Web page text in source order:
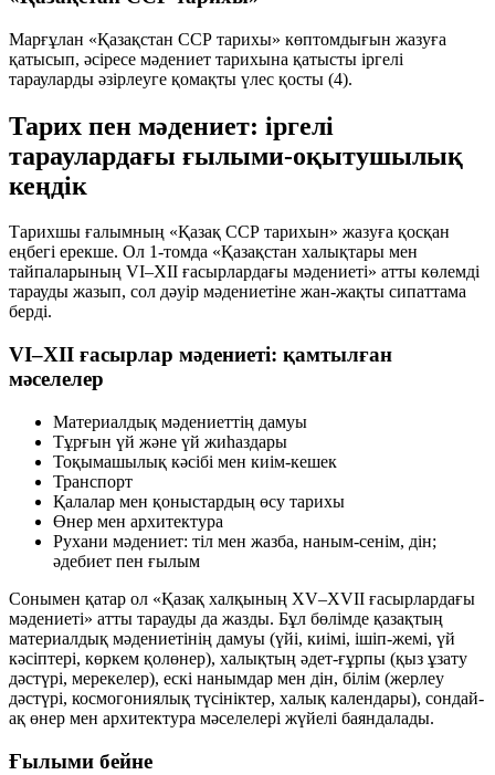
Марғұлан «Қазақстан ССР тарихы» көптомдығын жазуға
қатысып, әсіресе мәдениет тарихына қатысты іргелі
тарауларды әзірлеуге қомақты үлес қосты (4).
Тарих пен мәдениет: іргелі
тараулардағы ғылыми-оқытушылық
кеңдік
Тарихшы ғалымның «Қазақ ССР тарихын» жазуға қосқан
еңбегі ерекше. Ол 1-томда «Қазақстан халықтары мен
тайпаларының VI–XII ғасырлардағы мәдениеті» атты көлемді
тарауды жазып, сол дәуір мәдениетіне жан-жақты сипаттама
берді.
VI–XII ғасырлар мәдениеті: қамтылған
мәселелер
Материалдық мәдениеттің дамуы
Тұрғын үй және үй жиһаздары
Тоқымашылық кәсібі мен киім-кешек
Транспорт
Қалалар мен қоныстардың өсу тарихы
Өнер мен архитектура
Рухани мәдениет: тіл мен жазба, наным-сенім, дін;
әдебиет пен ғылым
Сонымен қатар ол «Қазақ халқының XV–XVII ғасырлардағы
мәдениеті» атты тарауды да жазды. Бұл бөлімде қазақтың
материалдық мәдениетінің дамуы (үйі, киімі, ішіп-жемі, үй
кәсіптері, көркем қолөнер), халықтың әдет-ғұрпы (қыз ұзату
дәстүрі, мерекелер), ескі нанымдар мен дін, білім (жерлеу
дәстүрі, космогониялық түсініктер, халық календары), сондай-
ақ өнер мен архитектура мәселелері жүйелі баяндалады.
Ғылыми бейне